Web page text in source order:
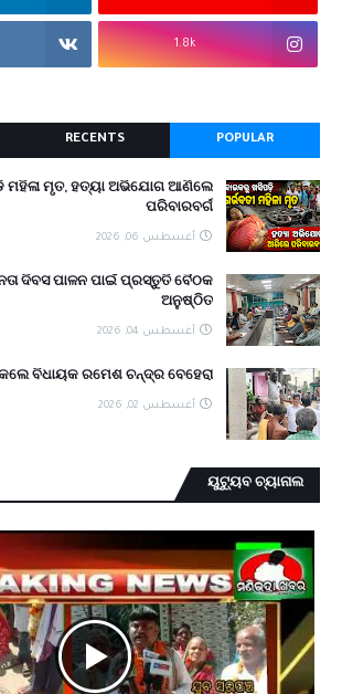
1.8k
POPULAR
RECENTS
ମହିଳା ମୃତ, ହତ୍ୟା ଅଭିଯୋଗ ଆଣିଲେ
ପରିବାରବର୍ଗ
أغسطس 06, 2026
ଦିବସ ପାଳନ ପାଇଁ ପ୍ରସ୍ତୁତି ବୈଠକ
ଅନୁଷ୍ଠିତ
أغسطس 04, 2026
ବିଧାୟକ ରମେଶ ଚନ୍ଦ୍ର ବେହେରା
أغسطس 02, 2026
ୟୁଟ୍ୟୁବ ଚ୍ୟାନାଲ